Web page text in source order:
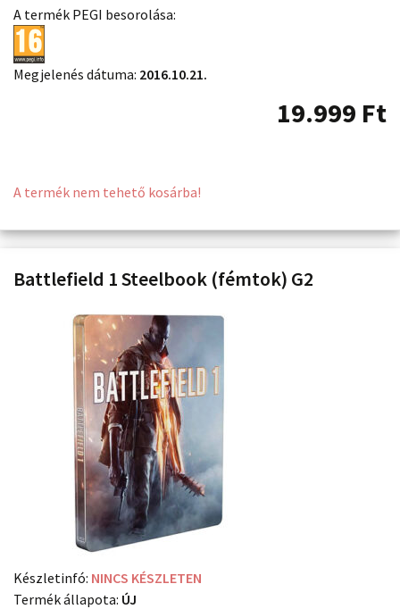
A termék PEGI besorolása:
Megjelenés dátuma: 2016.10.21.
19.999 Ft
A termék nem tehető kosárba!
Battlefield 1 Steelbook (fémtok) G2
Készletinfó: NINCS KÉSZLETEN
Termék állapota: ÚJ